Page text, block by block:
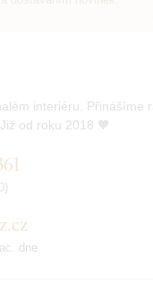
interiéru. Přinášíme
od roku 2018 🧡
dne